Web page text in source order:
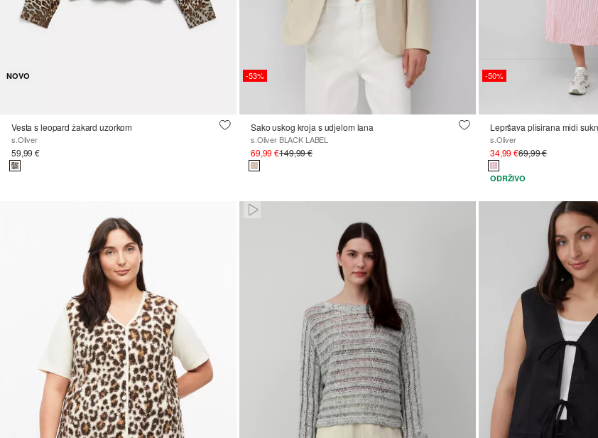
NOVO
Vesta s leopard žakard uzorkom
s.Oliver
59,99 €
-53%
Sako uskog kroja s udjelom lana
s.Oliver BLACK LABEL
69,99 €149,99 €
-50%
Lepršava plisirana midi
s.Oliver
34,99 €69,99 €
ODRŽIVO
Paused • Muted